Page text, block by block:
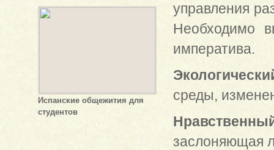
Испанские общежития для
студентов
управления
Необходимо
императива.
среды,
заслоняющая